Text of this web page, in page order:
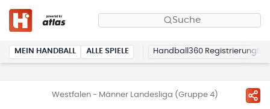
Suche
MEIN HANDBALL ALLE SPIELE Handball360 Registrierung
Westfalen - Männer Landesliga (Gruppe 4)